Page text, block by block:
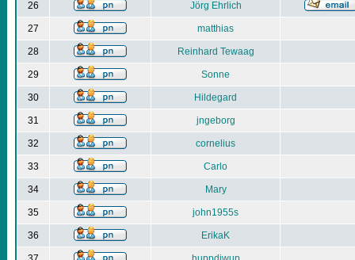
26 Jörg Ehrlich
27 matthias
28 Reinhard Tewaag
29 Sonne
30 Hildegard
31 jngeborg
32 cornelius
33 Carlo
34 Mary
35 john1955s
36 ErikaK